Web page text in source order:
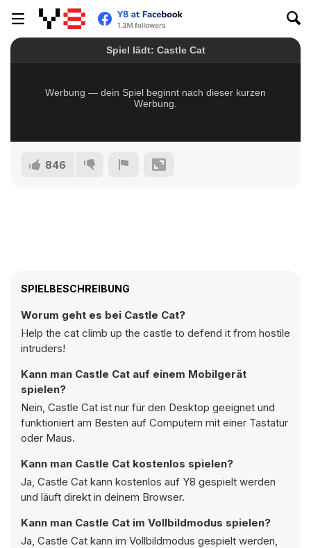
846
SPIELBESCHREIBUNG
Worum geht es bei Castle Cat?
Help the cat climb up the castle to defend it from hostile
intruders!
Kann man Castle Cat auf einem Mobilgerät
spielen?
Nein, Castle Cat ist nur für den Desktop geeignet und
funktioniert am Besten auf Computern mit einer Tastatur
oder Maus.
Kann man Castle Cat kostenlos spielen?
Ja, Castle Cat kann kostenlos auf Y8 gespielt werden
und läuft direkt in deinem Browser.
Kann man Castle Cat im Vollbildmodus spielen?
Ja, Castle Cat kann im Vollbildmodus gespielt werden,